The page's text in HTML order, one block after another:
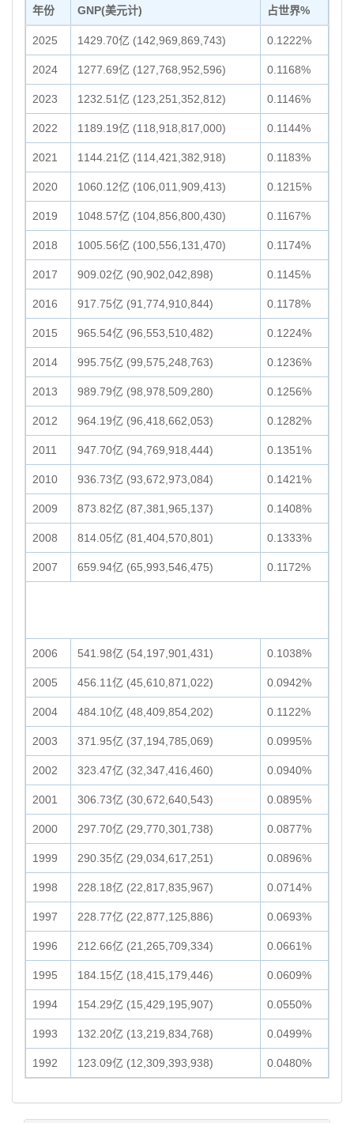
年份 GNP(美元计) 占世界%
2025 1429.70亿 (142,969,869,743) 0.1222%
2024 1277.69亿 (127,768,952,596) 0.1168%
2023 1232.51亿 (123,251,352,812) 0.1146%
2022 1189.19亿 (118,918,817,000) 0.1144%
2021 1144.21亿 (114,421,382,918) 0.1183%
2020 1060.12亿 (106,011,909,413) 0.1215%
2019 1048.57亿 (104,856,800,430) 0.1167%
2018 1005.56亿 (100,556,131,470) 0.1174%
2017 909.02亿 (90,902,042,898) 0.1145%
2016 917.75亿 (91,774,910,844) 0.1178%
2015 965.54亿 (96,553,510,482) 0.1224%
2014 995.75亿 (99,575,248,763) 0.1236%
2013 989.79亿 (98,978,509,280) 0.1256%
2012 964.19亿 (96,418,662,053) 0.1282%
2011 947.70亿 (94,769,918,444) 0.1351%
2010 936.73亿 (93,672,973,084) 0.1421%
2009 873.82亿 (87,381,965,137) 0.1408%
2008 814.05亿 (81,404,570,801) 0.1333%
2007 659.94亿 (65,993,546,475) 0.1172%
2006 541.98亿 (54,197,901,431) 0.1038%
2005 456.11亿 (45,610,871,022) 0.0942%
2004 484.10亿 (48,409,854,202) 0.1122%
2003 371.95亿 (37,194,785,069) 0.0995%
2002 323.47亿 (32,347,416,460) 0.0940%
2001 306.73亿 (30,672,640,543) 0.0895%
2000 297.70亿 (29,770,301,738) 0.0877%
1999 290.35亿 (29,034,617,251) 0.0896%
1998 228.18亿 (22,817,835,967) 0.0714%
1997 228.77亿 (22,877,125,886) 0.0693%
1996 212.66亿 (21,265,709,334) 0.0661%
1995 184.15亿 (18,415,179,446) 0.0609%
1994 154.29亿 (15,429,195,907) 0.0550%
1993 132.20亿 (13,219,834,768) 0.0499%
1992 123.09亿 (12,309,393,938) 0.0480%